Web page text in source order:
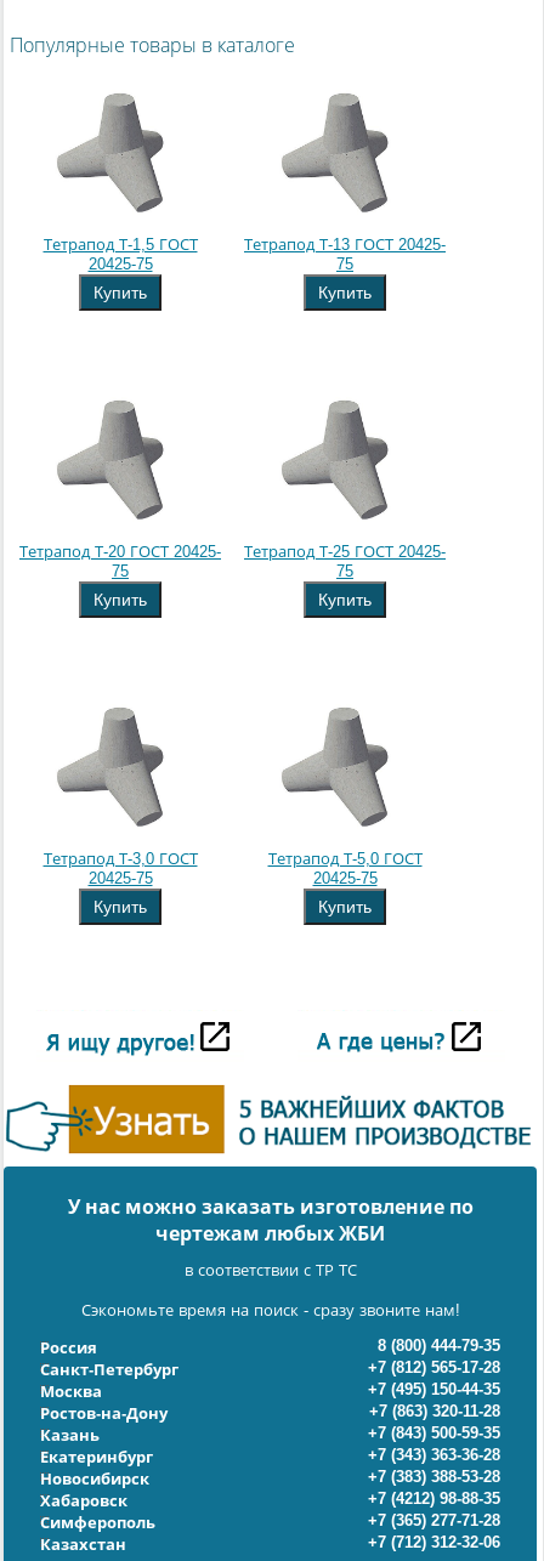
Популярные товары в каталоге
Тетрапод Т-1,5 ГОСТ
20425-75
Купить
Тетрапод Т-13 ГОСТ 20425-
75
Купить
Тетрапод Т-20 ГОСТ 20425-
75
Купить
Тетрапод Т-25 ГОСТ 20425-
75
Купить
Тетрапод Т-3,0 ГОСТ
20425-75
Купить
Тетрапод Т-5,0 ГОСТ
20425-75
Купить
У нас можно заказать изготовление по
чертежам любых ЖБИ
в соответствии с ТР ТС
Сэкономьте время на поиск - сразу звоните нам!
Россия
8 (800) 444-79-35
Санкт-Петербург
+7 (812) 565-17-28
Москва
+7 (495) 150-44-35
Ростов-на-Дону
+7 (863) 320-11-28
Казань
+7 (843) 500-59-35
Екатеринбург
+7 (343) 363-36-28
Новосибирск
+7 (383) 388-53-28
Хабаровск
+7 (4212) 98-88-35
Симферополь
+7 (365) 277-71-28
Казахстан
+7 (712) 312-32-06